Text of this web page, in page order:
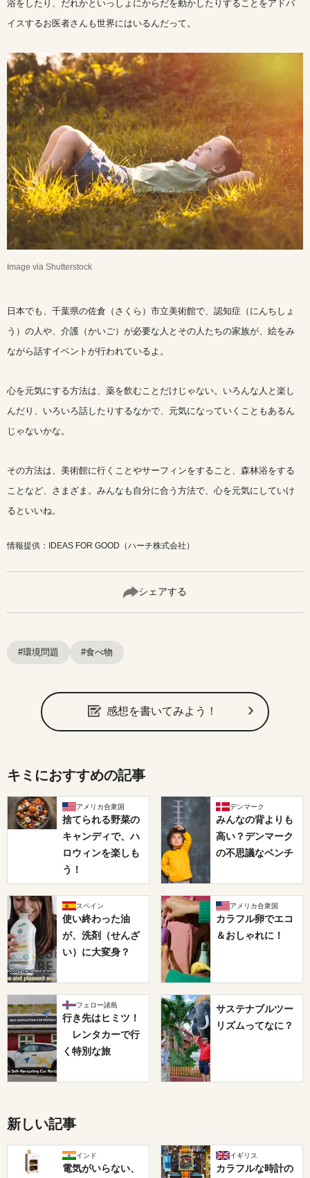
浴をしたり、だれかといっしょにからだを動かしたりすることをアドバ
イスするお医者さんも世界にはいるんだって。
Image via Shutterstock
日本でも、千葉県の佐倉（さくら）市立美術館で、認知症（にんちしょ
う）の人や、介護（かいご）が必要な人とその人たちの家族が、絵をみ
ながら話すイベントが行われているよ。
心を元気にする方法は、薬を飲むことだけじゃない。いろんな人と楽し
んだり、いろいろ話したりするなかで、元気になっていくこともあるん
じゃないかな。
その方法は、美術館に行くことやサーフィンをすること、森林浴をする
ことなど、さまざま。みんなも自分に合う方法で、心を元気にしていけ
るといいね。
情報提供：IDEAS FOR GOOD（ハーチ株式会社）
シェアする
#環境問題 #食べ物
感想を書いてみよう！
キミにおすすめの記事
アメリカ合衆国
捨てられる野菜の
キャンディで、ハ
ロウィンを楽しも
う！
デンマーク
みんなの背よりも
高い？デンマーク
の不思議なベンチ
スペイン
使い終わった油
が、洗剤（せんざ
い）に大変身？
アメリカ合衆国
カラフル卵でエコ
＆おしゃれに！
フェロー諸島
行き先はヒミツ！
レンタカーで行
く特別な旅
サステナブルツー
リズムってなに？
新しい記事
インド
電気がいらない、
イギリス
カラフルな時計の